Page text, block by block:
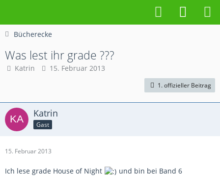
Bücherecke
Was lest ihr grade ???
Katrin 15. Februar 2013
1. offizieller Beitrag
Katrin
Gast
15. Februar 2013
Ich lese grade House of Night
und bin bei Band 6